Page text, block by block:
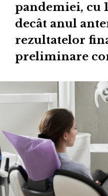
pandemiei, cu
decât anul
rezultatelor
preliminare